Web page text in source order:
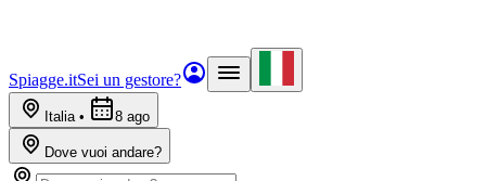
Spiagge.itSei un gestore?
Italia• 8 ago
Dove vuoi andare?